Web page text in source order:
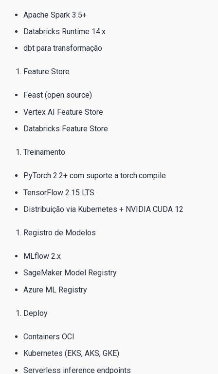
Apache Spark 3.5+
Databricks Runtime 14.x
dbt para transformação
Feature Store
Feast (open source)
Vertex AI Feature Store
Databricks Feature Store
Treinamento
PyTorch 2.2+ com suporte a torch.compile
TensorFlow 2.15 LTS
Distribuição via Kubernetes + NVIDIA CUDA 12
Registro de Modelos
MLflow 2.x
SageMaker Model Registry
Azure ML Registry
Deploy
Containers OCI
Kubernetes (EKS, AKS, GKE)
Serverless inference endpoints